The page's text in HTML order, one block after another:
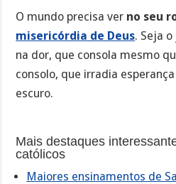
O mundo precisa ver no seu
misericórdia de Deus. Seja
na dor, que consola mesmo
consolo, que irradia
escuro.
Mais destaques
católicos
Maiores ensinamentos de